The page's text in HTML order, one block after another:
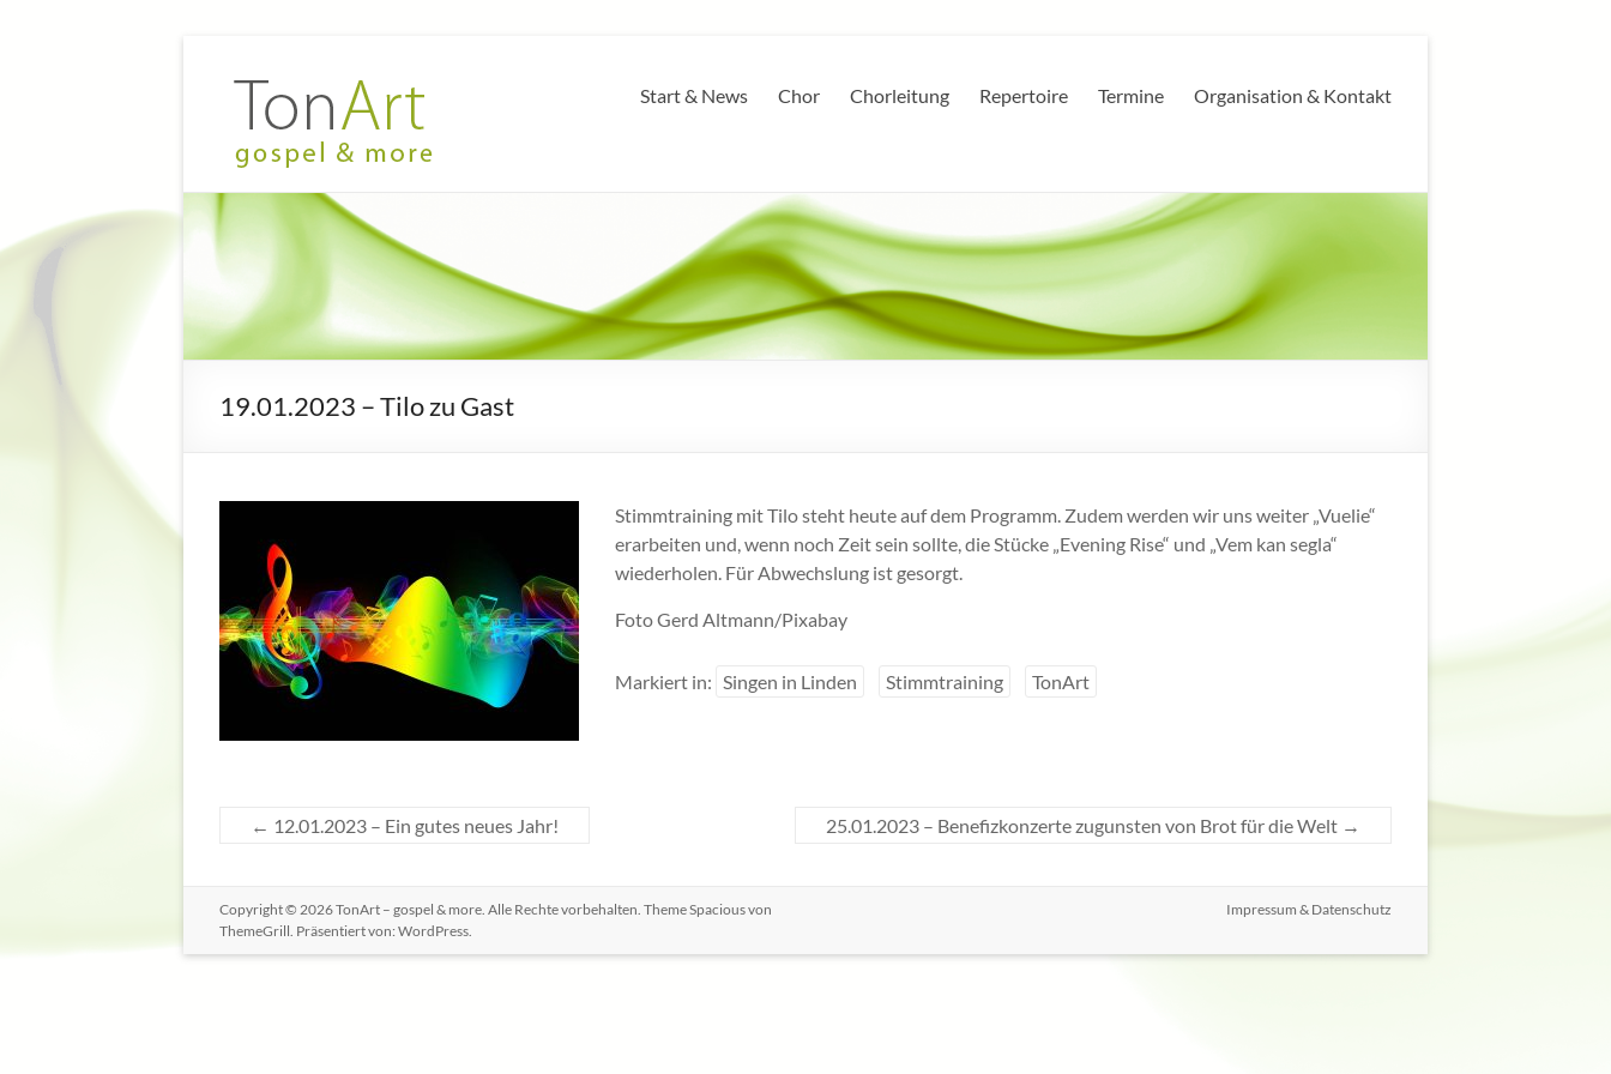
TonArt
gospel
&
more
Mein Chor
Hannover-
Linden
Start & News Chor Chorleitung Repertoire Termine Organisation & Kontakt
19.01.2023 – Tilo zu Gast
Stimmtraining mit Tilo steht heute auf dem Programm. Zudem werden wir uns weiter „Vuelie“
erarbeiten und, wenn noch Zeit sein sollte, die Stücke „Evening Rise“ und „Vem kan segla“
wiederholen. Für Abwechslung ist gesorgt.
Foto Gerd Altmann/Pixabay
Markiert in: Singen in Linden Stimmtraining TonArt
← 12.01.2023 – Ein gutes neues Jahr! 25.01.2023 – Benefizkonzerte zugunsten von Brot für die Welt →
Copyright © 2026TonArt – gospel & more. Alle Rechte vorbehalten. ThemeSpaciousvon
ThemeGrill. Präsentiert von: WordPress.
Impressum & Datenschutz